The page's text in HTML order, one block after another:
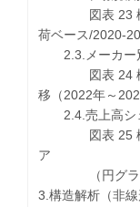
図表 23 構造
荷ベース/2020-
2.3.メーカー別
図表 24 構造
移（2022年～
2.4.売上高シ
図表 25 構造
ア
（円グラフ
3.構造解析（非